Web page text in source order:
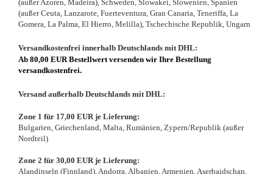
(außer Azoren, Madeira), Schweden, Slowakei, Slowenien, Spanien
(außer Ceuta, Lanzarote, Fuerteventura, Gran Canaria, Teneriffa, La
Gomera, La Palma, El Hierro, Melilla), Tschechische Republik, Ungarn
Versandkostenfrei innerhalb Deutschlands mit DHL:
Ab 80,00 EUR Bestellwert versenden wir Ihre Bestellung
versandkostenfrei.
Versand außerhalb Deutschlands mit DHL:
Zone 1 für 17,00 EUR je Lieferung:
Bulgarien, Griechenland, Malta, Rumänien, Zypern/Republik (außer
Nordteil)
Zone 2 für 30,00 EUR je Lieferung:
Alandinseln (Finnland), Andorra, Albanien, Armenien, Aserbaidschan,